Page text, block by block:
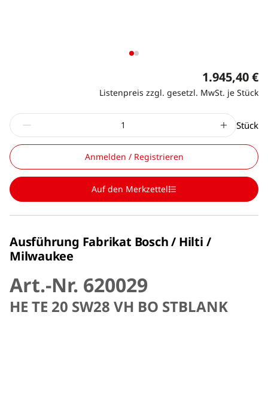
1.945,40 €
Listenpreis zzgl. gesetzl. MwSt. je Stück
Stück
Anmelden / Registrieren
Auf den Merkzettel
Ausführung Fabrikat Bosch / Hilti /
Milwaukee
Art.-Nr. 620029
HE TE 20 SW28 VH BO STBLANK